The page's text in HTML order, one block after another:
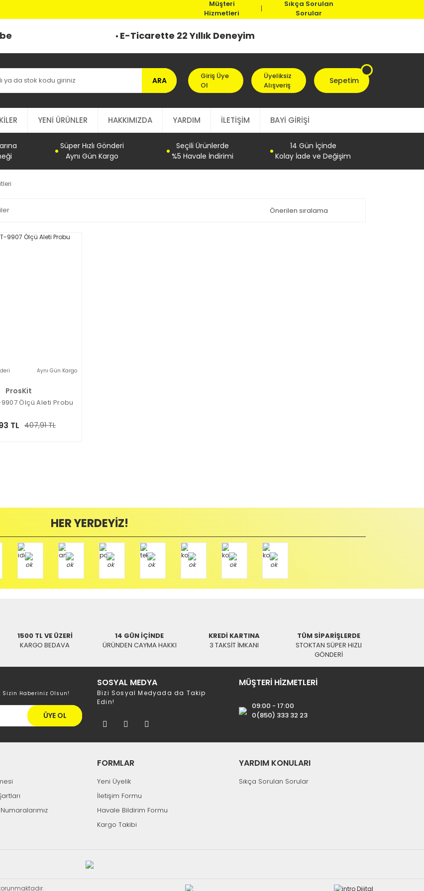
Müşteri
Hizmetleri
Sıkça Sorulan
Sorular
E-Ticarette 22 Yıllık Deneyim
ARA
Giriş Üye
Ol
Üyeliksiz
Alışveriş
Sepetim
YENİ ÜRÜNLER HAKKIMIZDA YARDIM İLETİŞİM BAYİ GİRİŞİ
Süper Hızlı Gönderi
Aynı Gün Kargo
Seçili Ürünlerde
%5 Havale İndirimi
14 Gün İçinde
Kolay İade ve Değişim
Aynı Gün Kargo
ProsKit
Ölçü Aleti Probu
TL 407,91 TL
HER YERDEYİZ!
1500 TL VE ÜZERİ
KARGO BEDAVA
14 GÜN İÇİNDE
ÜRÜNDEN CAYMA HAKKI
KREDİ KARTINA
3 TAKSİT İMKANI
TÜM SİPARİŞLERDE
STOKTAN SÜPER HIZLI
GÖNDERİ
Sizin Haberiniz Olsun!
ÜYE OL
SOSYAL MEDYA
Bizi Sosyal Medyada da Takip
Edin!
MÜŞTERİ HİZMETLERİ
09:00 - 17:00
0(850) 333 32 23
FORMLAR
Yeni Üyelik
İletişim Formu
Havale Bildirim Formu
Kargo Takibi
YARDIM KONULARI
Sıkça Sorulan Sorular